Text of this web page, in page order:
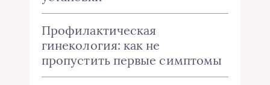
Профилактическая
гинекология: как не
пропустить первые симптомы